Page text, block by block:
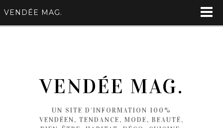
VENDÉE MAG.
VENDÉE MAG.
UN SITE D'INFORMATION 100%
VENDÉEN, TENDANCE, MODE, BEAUTÉ,